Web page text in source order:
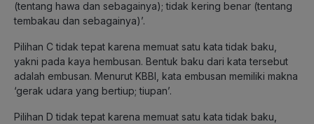
(tentang hawa dan sebagainya); tidak kering benar (tentang
tembakau dan sebagainya)’.
Pilihan C tidak tepat karena memuat satu kata tidak baku,
yakni pada kaya hembusan. Bentuk baku dari kata tersebut
adalah embusan. Menurut KBBI, kata embusan memiliki makna
‘gerak udara yang bertiup; tiupan’.
Pilihan D tidak tepat karena memuat satu kata tidak baku,